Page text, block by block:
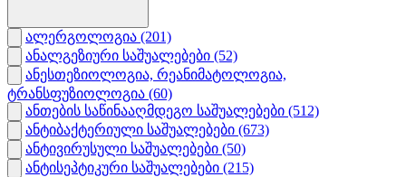
ალერგოლოგია (201)
ანალგეზიური საშუალებები (52)
ანესთეზიოლოგია, რეანიმატოლოგია,
ტრანსფუზიოლოგია (60)
ანთების საწინააღმდეგო საშუალებები (512)
ანტიბაქტერიული საშუალებები (673)
ანტივირუსული საშუალებები (50)
ანტისეპტიკური საშუალებები (215)